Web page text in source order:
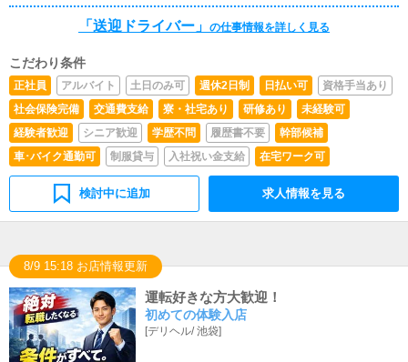
だきます。質問からでも受付ておりますので、お気軽にご
応募ご連絡ください。LINEからのご応募も受け付けてお
「送迎ドライバー」 の仕事情報を詳しく見る
こだわり条件
正社員 アルバイト 土日のみ可 週休2日制 日払い可
資格手当あり
社会保険完備
交通費支給 寮・社宅あり 研修あり
未経験可
経験者歓迎
シニア歓迎 学歴不問 履歴書不要
幹部候補
車･バイク通勤可
制服貸与 入社祝い金支給 在宅ワーク可
検討中に追加 求人情報を見る
8/9 15:18 お店情報更新
運転好きな方大歓迎！
初めての体験入店
[デリヘル/池袋]